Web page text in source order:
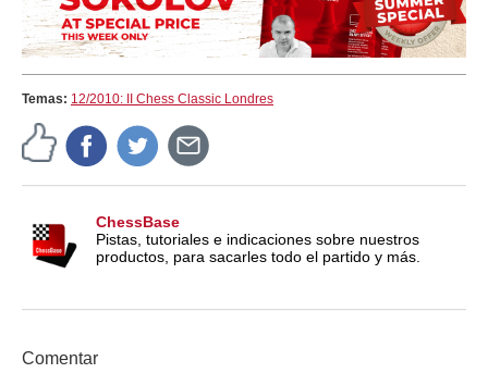
Temas: 12/2010: II Chess Classic Londres
ChessBase
Pistas, tutoriales e indicaciones sobre nuestros
productos, para sacarles todo el partido y más.
Comentar